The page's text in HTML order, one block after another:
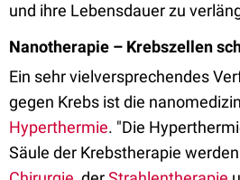
und ihre Lebensdauer zu
Nanotherapie – Krebszellen
Ein sehr vielversprechendes
gegen Krebs ist die
Hyperthermie. "Die
Säule der Krebstherapie